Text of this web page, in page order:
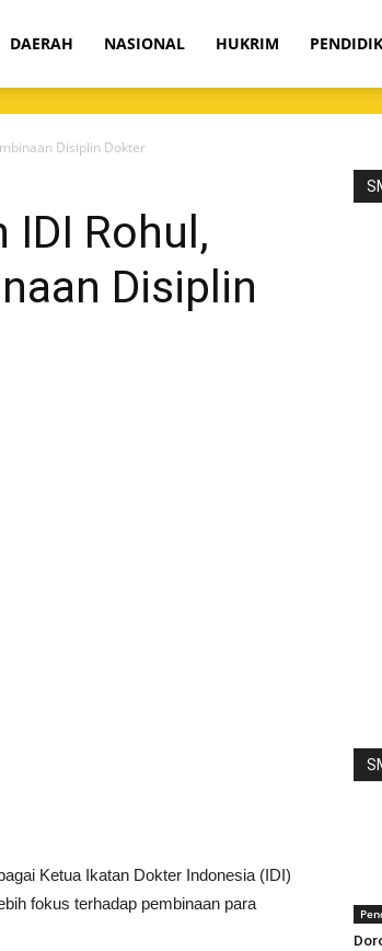
DAERAH NASIONAL HUKRIM
Disiplin Dokter
Rohul,
Disiplin
Ketua Ikatan Dokter Indonesia (IDI)
fokus terhadap pembinaan para